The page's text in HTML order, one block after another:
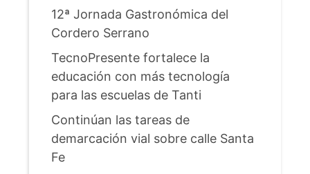
12ª Jornada Gastronómica del
Cordero Serrano
TecnoPresente fortalece la
educación con más tecnología
para las escuelas de Tanti
Continúan las tareas de
demarcación vial sobre calle Santa
Fe